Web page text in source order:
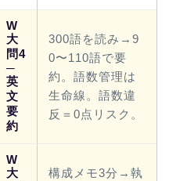
W
大
問4
─
英
文
要
約
300語を読み→9
0〜110語で要
約。語数管理は
生命線。語数違
反＝0点リスク。
W
大
構成メモ3分→執